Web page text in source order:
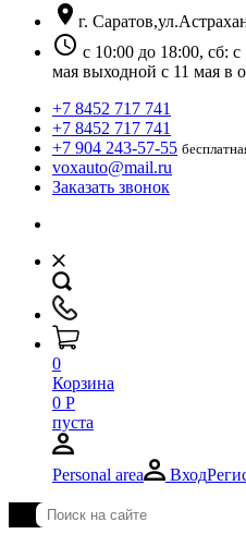
location_on г.
schedule с 10:00 до 18:00, сб:
мая выходной с 11 мая в
+7 8452 717 741
+7 8452 717 741
+7 904 243-57-55
voxauto@mail.ru
Заказать звонок
0
Корзина
0 Р
пуста
Personal area Вход